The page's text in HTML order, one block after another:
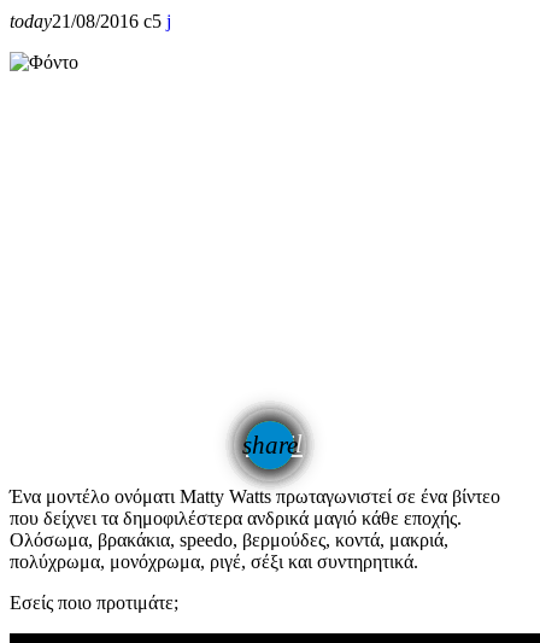
today21/08/2016 5
share
email
Ένα μοντέλο ονόματι Matty Watts πρωταγωνιστεί σε ένα βίντεο
που δείχνει τα δημοφιλέστερα ανδρικά μαγιό κάθε εποχής.
Ολόσωμα, βρακάκια, speedo, βερμούδες, κοντά, μακριά,
πολύχρωμα, μονόχρωμα, ριγέ, σέξι και συντηρητικά.
Εσείς ποιο προτιμάτε;